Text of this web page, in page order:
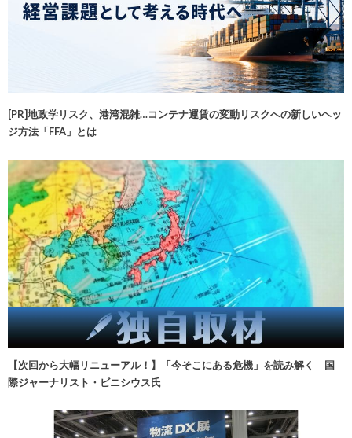
[PR]地政学リスク、港湾混雑…コンテナ運賃の変動リスクへの新しいヘッ
ジ方法「FFA」とは
【次回から大幅リニューアル！】「今そこにある危機」を読み解く 国
際ジャーナリスト・ビニシウス氏